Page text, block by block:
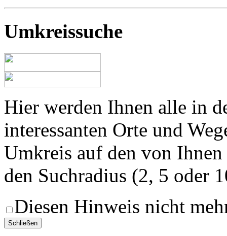
Umkreissuche
Hier werden Ihnen alle in
interessanten Orte und
Umkreis auf den von
den Suchradius (2, 5 oder
Diesen Hinweis nicht
Schließen